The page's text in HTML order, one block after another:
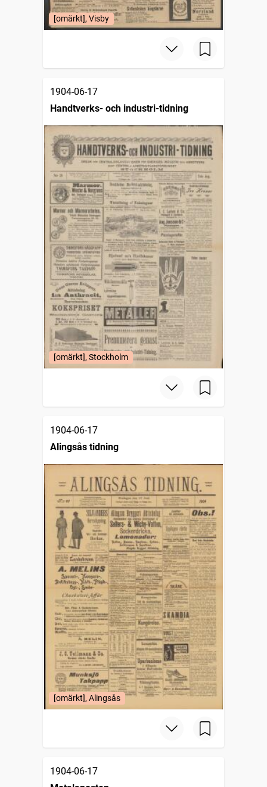
[omärkt], Visby
1904-06-17
Handtverks- och industri-tidning
[omärkt], Stockholm
1904-06-17
Alingsås tidning
[omärkt], Alingsås
1904-06-17